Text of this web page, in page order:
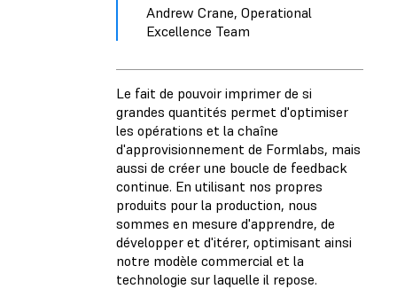
Andrew Crane, Operational
Excellence Team
Le fait de pouvoir imprimer de si
grandes quantités permet d'optimiser
les opérations et la chaîne
d'approvisionnement de Formlabs, mais
aussi de créer une boucle de feedback
continue. En utilisant nos propres
produits pour la production, nous
sommes en mesure d'apprendre, de
développer et d'itérer, optimisant ainsi
notre modèle commercial et la
technologie sur laquelle il repose.